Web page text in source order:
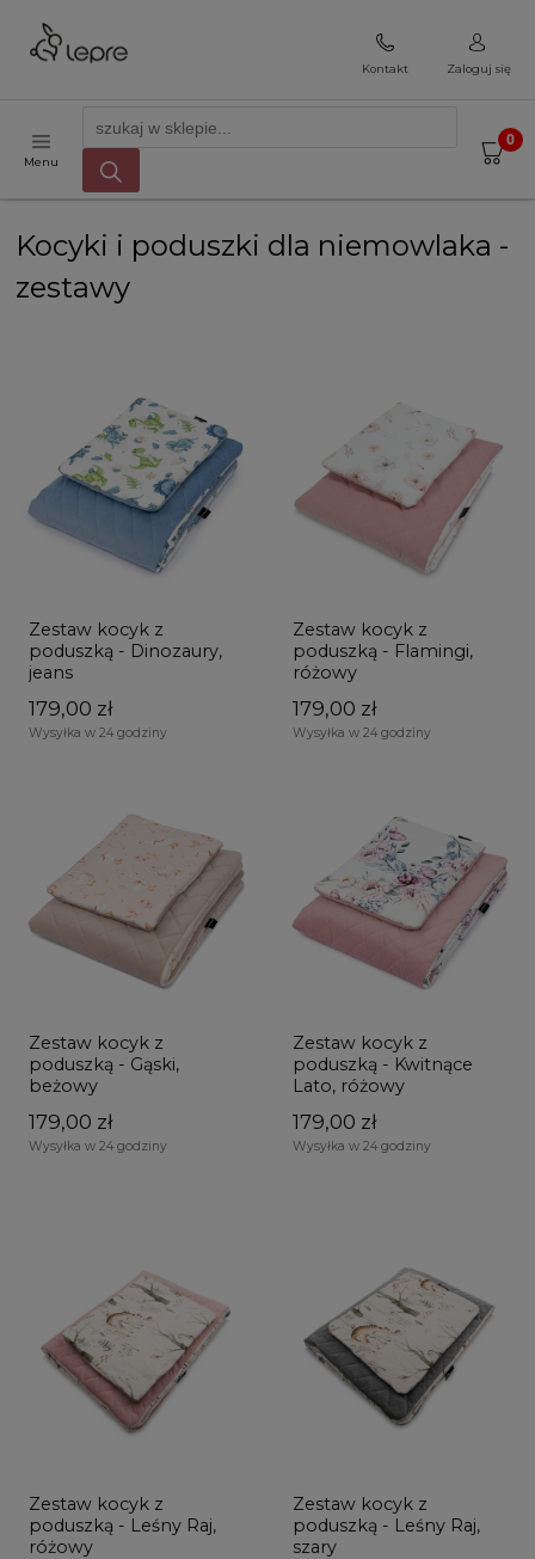
Kontakt Zaloguj się
Menu
Kocyki i poduszki dla niemowlaka -
zestawy
Zestaw kocyk z
poduszką - Dinozaury,
jeans
179,00 zł
Wysyłka w 24 godziny
Zestaw kocyk z
poduszką - Flamingi,
różowy
179,00 zł
Wysyłka w 24 godziny
Zestaw kocyk z
poduszką - Gąski,
beżowy
179,00 zł
Wysyłka w 24 godziny
Zestaw kocyk z
poduszką - Kwitnące
Lato, różowy
179,00 zł
Wysyłka w 24 godziny
Zestaw kocyk z
poduszką - Leśny Raj,
różowy
Zestaw kocyk z
poduszką - Leśny Raj,
szary